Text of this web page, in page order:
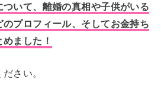
いて、離婚の真相や子供がいる
プロフィール、そしてお金持ち
ました！
さい。